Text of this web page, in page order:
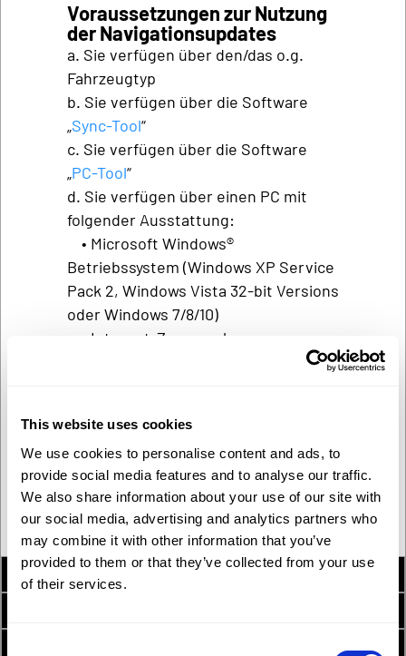
This website uses cookies
We use cookies to personalise content and ads, to
provide social media features and to analyse our traffic.
We also share information about your use of our site with
our social media, advertising and analytics partners who
may combine it with other information that you’ve
provided to them or that they’ve collected from your use
of their services.
1. Tool-Download
Voraussetzungen zur Nutzung
der Navigationsupdates
a. Sie verfügen über den/das o.g.
Fahrzeugtyp
b. Sie verfügen über die Software
„Sync-Tool“
c. Sie verfügen über die Software
„PC-Tool“
d. Sie verfügen über einen PC mit
folgender Ausstattung:
• Microsoft Windows®
Betriebssystem (Windows XP Service
Pack 2, Windows Vista 32-bit Versions
oder Windows 7/8/10)
• Internet-Zugang ohne
Einschränkungen durch Firewalls und
• Eine Software zum Entpacken
komprimierter Dateien (RAR-Dateien)
e. Sie benötigen weiter einen leeren
USB-Stick mit mindestens 8 GB
Speicherkapazität